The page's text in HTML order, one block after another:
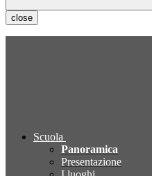
close
Scuola
Panoramica
Presentazione